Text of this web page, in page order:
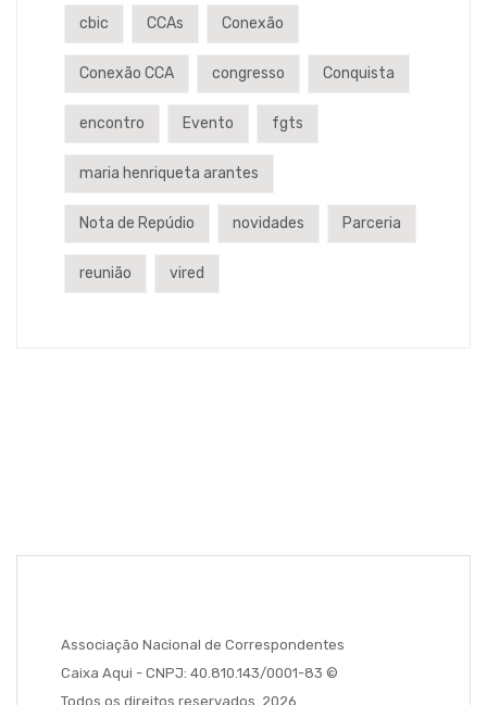
cbic CCAs Conexão
Conexão CCA congresso Conquista
encontro Evento fgts
maria henriqueta arantes
Nota de Repúdio novidades Parceria
reunião vired
Associação Nacional de Correspondentes
Caixa Aqui - CNPJ: 40.810.143/0001-83 ©
Todos os direitos reservados. 2026